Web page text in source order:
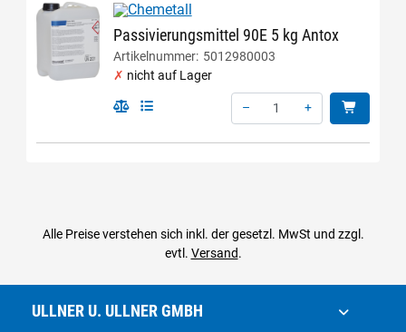
Passivierungsmittel 90E 5 kg Antox
Artikelnummer: 5012980003
nicht auf Lager
–
+
Alle Preise verstehen sich inkl. der gesetzl. MwSt und zzgl.
evtl. Versand.
ULLNER U. ULLNER GMBH